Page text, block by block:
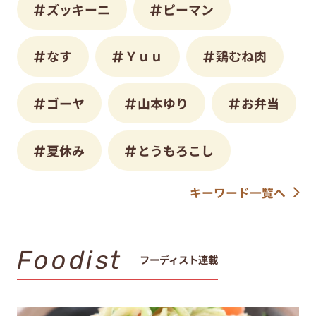
ズッキーニ ピーマン
なす Ｙｕｕ 鶏むね肉
ゴーヤ 山本ゆり お弁当
夏休み とうもろこし
キーワード一覧へ
Foodist フーディスト連載